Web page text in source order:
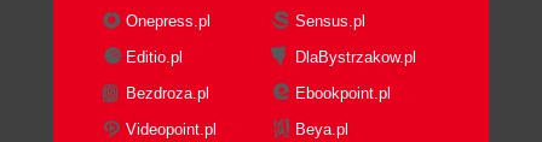
Onepress.pl
Sensus.pl
Editio.pl
DlaBystrzakow.pl
Bezdroza.pl
Ebookpoint.pl
Videopoint.pl
Beya.pl